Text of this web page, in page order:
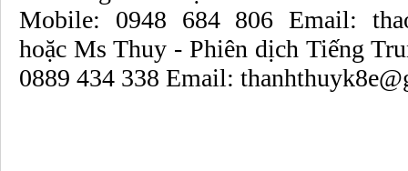
Mobile: 0948 684 806 Email:
hoặc Ms Thuy - Phiên dịch Tiếng
0889 434 338 Email: